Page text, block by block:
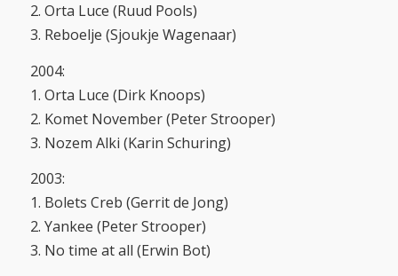
2. Orta Luce (Ruud Pools)
3. Reboelje (Sjoukje Wagenaar)
2004:
1. Orta Luce (Dirk Knoops)
2. Komet November (Peter Strooper)
3. Nozem Alki (Karin Schuring)
2003:
1. Bolets Creb (Gerrit de Jong)
2. Yankee (Peter Strooper)
3. No time at all (Erwin Bot)